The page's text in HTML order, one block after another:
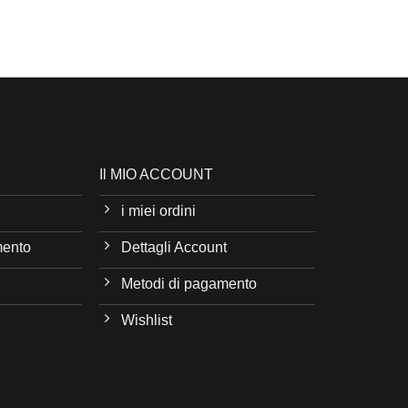
Il MIO ACCOUNT
i miei ordini
Dettagli Account
Metodi di pagamento
Wishlist